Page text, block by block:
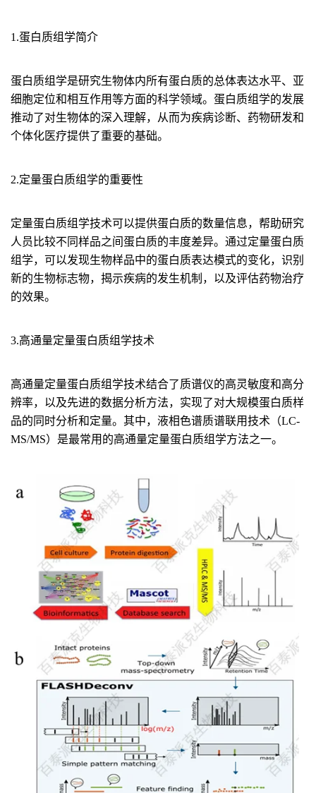
1.蛋白质组学简介
蛋白质组学是研究生物体内所有蛋白质的总体表达水平、亚
细胞定位和相互作用等方面的科学领域。蛋白质组学的发展
推动了对生物体的深入理解，从而为疾病诊断、药物研发和
个体化医疗提供了重要的基础。
2.定量蛋白质组学的重要性
定量蛋白质组学技术可以提供蛋白质的数量信息，帮助研究
人员比较不同样品之间蛋白质的丰度差异。通过定量蛋白质
组学，可以发现生物样品中的蛋白质表达模式的变化，识别
新的生物标志物，揭示疾病的发生机制，以及评估药物治疗
的效果。
3.高通量定量蛋白质组学技术
高通量定量蛋白质组学技术结合了质谱仪的高灵敏度和高分
辨率，以及先进的数据分析方法，实现了对大规模蛋白质样
品的同时分析和定量。其中，液相色谱质谱联用技术（LC-
MS/MS）是最常用的高通量定量蛋白质组学方法之一。